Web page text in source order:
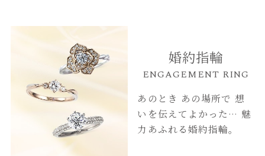
婚約指輪
ENGAGEMENT RING
あのとき あの場所で 想
いを伝えてよかった… 魅
力あふれる婚約指輪。